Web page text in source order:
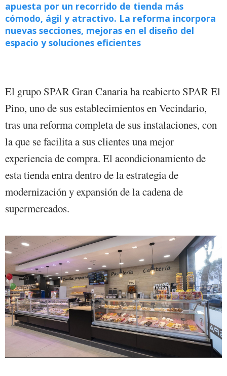
apuesta por un recorrido de tienda más
cómodo, ágil y atractivo. La reforma incorpora
nuevas secciones, mejoras en el diseño del
espacio y soluciones eficientes
El grupo SPAR Gran Canaria ha reabierto SPAR El
Pino, uno de sus establecimientos en Vecindario,
tras una reforma completa de sus instalaciones, con
la que se facilita a sus clientes una mejor
experiencia de compra. El acondicionamiento de
esta tienda entra dentro de la estrategia de
modernización y expansión de la cadena de
supermercados.